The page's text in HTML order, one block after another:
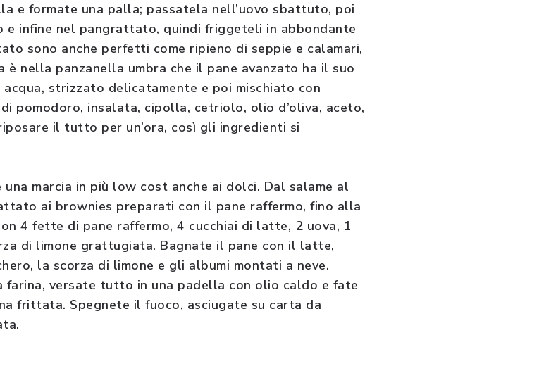
e formate una palla; passatela nell’uovo sbattuto, poi
e infine nel pangrattato, quindi friggeteli in abbondante
sono anche perfetti come ripieno di seppie e calamari,
è nella panzanella umbra che il pane avanzato ha il suo
strizzato delicatamente e poi mischiato con
pomodoro, insalata, cipolla, cetriolo, olio d’oliva, aceto,
il tutto per un’ora, così gli ingredienti si
marcia in più low cost anche ai dolci. Dal salame al
ai brownies preparati con il pane raffermo, fino alla
4 fette di pane raffermo, 4 cucchiai di latte, 2 uova, 1
di limone grattugiata. Bagnate il pane con il latte,
la scorza di limone e gli albumi montati a neve.
farina, versate tutto in una padella con olio caldo e fate
frittata. Spegnete il fuoco, asciugate su carta da